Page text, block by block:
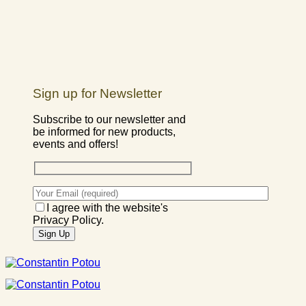
Sign up for Newsletter
Subscribe to our newsletter and
be informed for new products,
events and offers!
I agree with the website's
Privacy Policy.